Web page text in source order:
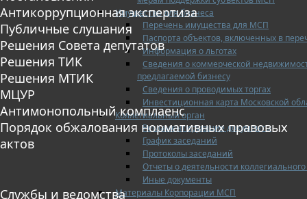
Имущество для бизнеса
Перечень имущества для МСП
Паспорта объектов, включенных в
Информация о льготах
Сведения о коммерческой
предлагаемой бизнесу
Сведения о проводимых торгах
Инвестиционная карта Московской
Коллегиальный орган
Регламентирующие документы
График заседаний
Протоколы заседаний
Отчеты о деятельности
Иные документы
Материалы Корпорации МСП
Антикоррупционная экспертиза
Публичные слушания
Решения Совета депутатов
Решения ТИК
Решения МТИК
МЦУР
Антимонопольный комплаенс
Порядок обжалования нормативных правовых
актов
Службы и ведомства